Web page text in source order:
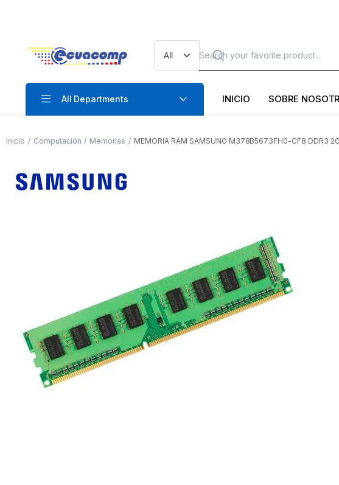
All Departments INICIO SOBRE
Inicio Computación Memorias MEMORIA RAM SAMSUNG M378B5673FH0-CF8 DDR3